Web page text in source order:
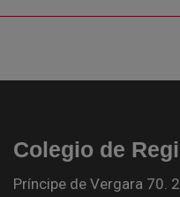
Colegio de
Príncipe de Vergara 70.